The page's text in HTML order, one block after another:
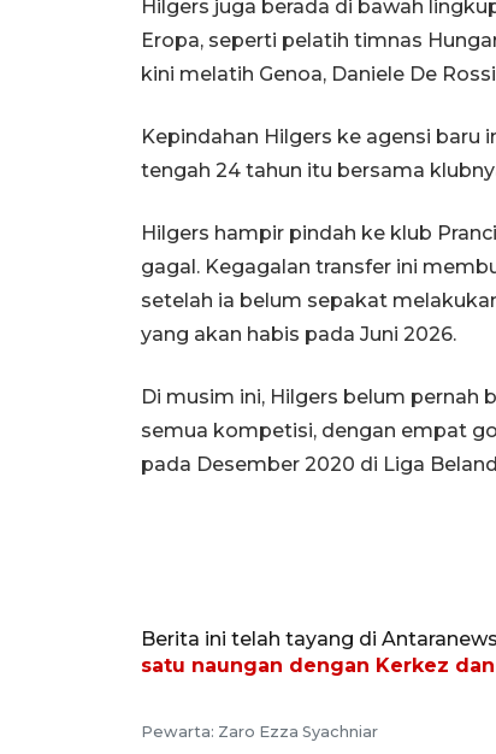
Hilgers juga berada di bawah
Eropa, seperti pelatih timnas
kini melatih Genoa, Daniele De
Kepindahan Hilgers ke agensi baru
tengah 24 tahun itu bersama
Hilgers hampir pindah ke klub
gagal. Kegagalan transfer ini
setelah ia belum sepakat
yang akan habis pada Juni 2026.
Di musim ini, Hilgers belum pernah
semua kompetisi, dengan empat
pada Desember 2020 di Liga
Berita ini telah tayang di
satu naungan dengan Kerkez
Pewarta: Zaro Ezza Syachniar